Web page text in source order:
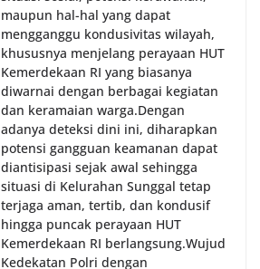
maupun hal-hal yang dapat
mengganggu kondusivitas wilayah,
khususnya menjelang perayaan HUT
Kemerdekaan RI yang biasanya
diwarnai dengan berbagai kegiatan
dan keramaian warga.‎‎Dengan
adanya deteksi dini ini, diharapkan
potensi gangguan keamanan dapat
diantisipasi sejak awal sehingga
situasi di Kelurahan Sunggal tetap
terjaga aman, tertib, dan kondusif
hingga puncak perayaan HUT
Kemerdekaan RI berlangsung.‎‎Wujud
Kedekatan Polri dengan